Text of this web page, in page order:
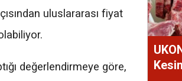
uluslararası fiyat
değerlendirmeye göre,